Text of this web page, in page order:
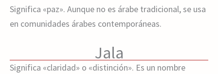
Significa «paz». Aunque no es árabe tradicional, se usa
en comunidades árabes contemporáneas.
Jala
Significa «claridad» o «distinción». Es un nombre